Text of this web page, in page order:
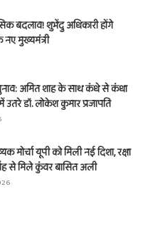
बदलाव! शुभेंदु अधिकारी होंगे
मुख्यमंत्री
अमित शाह के साथ कंधे से कंधा
उतरे डॉ. लोकेश कुमार प्रजापति
मोर्चा यूपी को मिली नई दिशा, रक्षा
से मिले कुंवर बासित अली